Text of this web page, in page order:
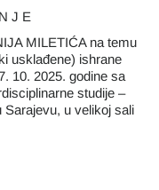
J E
MILETIĆA na temu
usklađene) ishrane
10. 2025. godine sa
studije –
Sarajevu, u velikoj sali